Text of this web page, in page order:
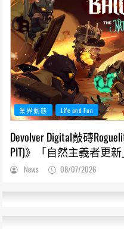
業界動態 Life and Fun
Devolver Digital敲磚
PIT)》「自然主義者更
萬份，遊戲史低66折熱銷
News 08/07/2026